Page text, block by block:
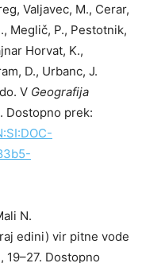
Valjavec, M., Cerar,
Meglič, P., Pestotnik,
Horvat, K.,
D., Urbanc, J.
V Geografija
Dostopno prek:
N.
edini) vir pitne vode
19–27. Dostopno